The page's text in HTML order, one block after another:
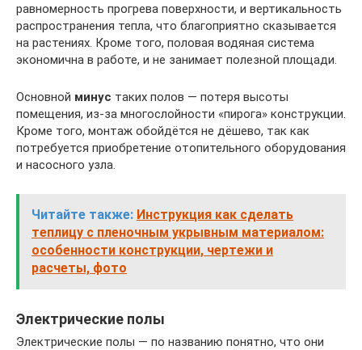
равномерность прогрева поверхности, и вертикальность
распространения тепла, что благоприятно сказывается
на растениях. Кроме того, половая водяная система
экономична в работе, и не занимает полезной площади.
Основной минус таких полов — потеря высоты
помещения, из-за многослойности «пирога» конструкции.
Кроме того, монтаж обойдётся не дёшево, так как
потребуется приобретение отопительного оборудования
и насосного узла.
Читайте также: Инструкция как сделать
теплицу с пленочным укрывным материалом:
особенности конструкции, чертежи и
расчеты, фото
Электрические полы
Электрические полы — по названию понятно, что они